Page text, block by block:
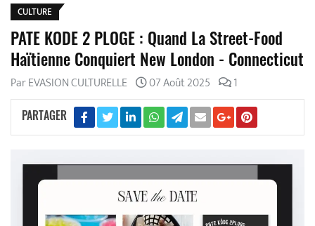
CULTURE
PATE KODE 2 PLOGE : Quand La Street-Food
Haïtienne Conquiert New London - Connecticut
Par EVASION CULTURELLE 07 Août 2025 1
PARTAGER